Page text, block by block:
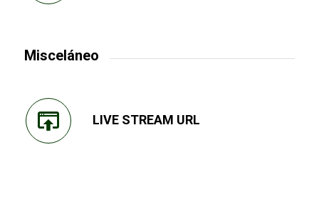
Misceláneo
LIVE STREAM URL